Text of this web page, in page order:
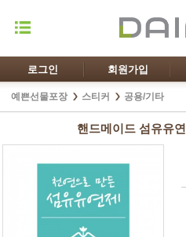
로그인 회원가입
예쁜선물포장 스티커 공용/기타
핸드메이드 섬유유